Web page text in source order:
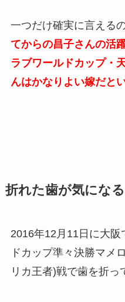
一つだけ確実に言えるの
てからの昌子さんの活
ラブワールドカップ・
んはかなりよい嫁だと
折れた歯が気になる
2016年12月11日に大
ドカップ準々決勝マメ
リカ王者)戦で歯を折っ